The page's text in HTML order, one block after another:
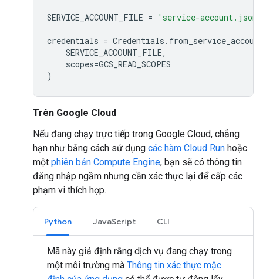
SERVICE_ACCOUNT_FILE = 'service-account.json'
credentials = Credentials .
SERVICE_ACCOUNT_FILE,
scopes=GCS_READ_SCOPES
)
Trên Google Cloud
Nếu đang chạy trực tiếp trong Google Cloud, chẳng
hạn như bằng cách sử dụng các hàm Cloud Run hoặc
một phiên bản Compute Engine, bạn sẽ có thông tin
đăng nhập ngầm nhưng cần xác thực lại để cấp các
phạm vi thích hợp.
Python JavaScript CLI
Mã này giả định rằng dịch vụ đang chạy trong
một môi trường mà Thông tin xác thực mặc